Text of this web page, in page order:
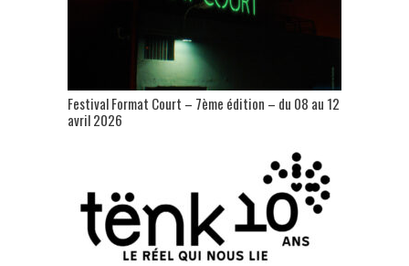
Festival Format Court – 7ème édition – du 08 au 12
avril 2026